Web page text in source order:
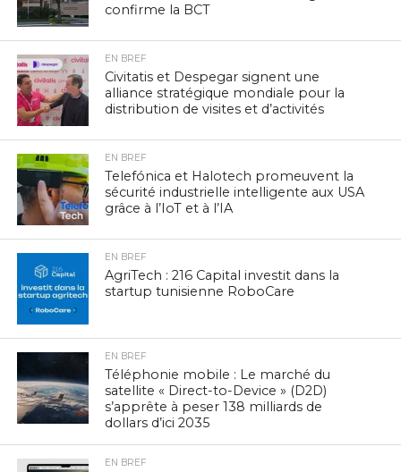
confirme la BCT
EN BREF
Civitatis et Despegar signent une
alliance stratégique mondiale pour la
distribution de visites et d’activités
EN BREF
Telefónica et Halotech promeuvent la
sécurité industrielle intelligente aux USA
grâce à l’IoT et à l’IA
EN BREF
AgriTech : 216 Capital investit dans la
startup tunisienne RoboCare
EN BREF
Téléphonie mobile : Le marché du
satellite « Direct-to-Device » (D2D)
s’apprête à peser 138 milliards de
dollars d’ici 2035
EN BREF